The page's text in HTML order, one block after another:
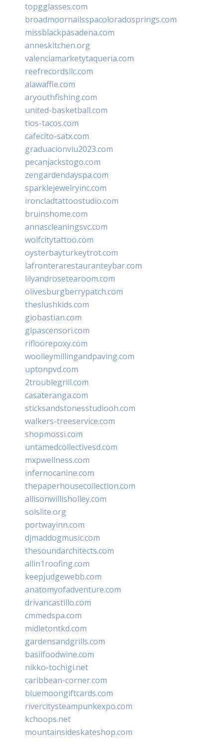
topgglasses.com
broadmoornailsspacoloradosprings.com
missblackpasadena.com
anneskitchen.org
valenciamarketytaqueria.com
reefrecordsllc.com
alawaffle.com
aryouthfishing.com
united-basketball.com
tios-tacos.com
cafecito-satx.com
graduacionviu2023.com
pecanjackstogo.com
zengardendayspa.com
sparklejewelryinc.com
ironcladtattoostudio.com
bruinshome.com
annascleaningsvc.com
wolfcitytattoo.com
oysterbayturkeytrot.com
lafronterarestauranteybar.com
lilyandrosetearoom.com
olivesburgberrypatch.com
theslushkids.com
giobastian.com
glpascensori.com
rifloorepoxy.com
woolleymillingandpaving.com
uptonpvd.com
2troublegrill.com
casateranga.com
sticksandstonesstudiooh.com
walkers-treeservice.com
shopmossi.com
untamedcollectivesd.com
mxpwellness.com
infernocanine.com
thepaperhousecollection.com
allisonwillisholley.com
solslite.org
portwayinn.com
djmaddogmusic.com
thesoundarchitects.com
allin1roofing.com
keepjudgewebb.com
anatomyofadventure.com
drivancastillo.com
cmmedspa.com
midletontkd.com
gardensandgrills.com
basilfoodwine.com
nikko-tochigi.net
caribbean-corner.com
bluemoongiftcards.com
rivercitysteampunkexpo.com
kchoops.net
mountainsideskateshop.com